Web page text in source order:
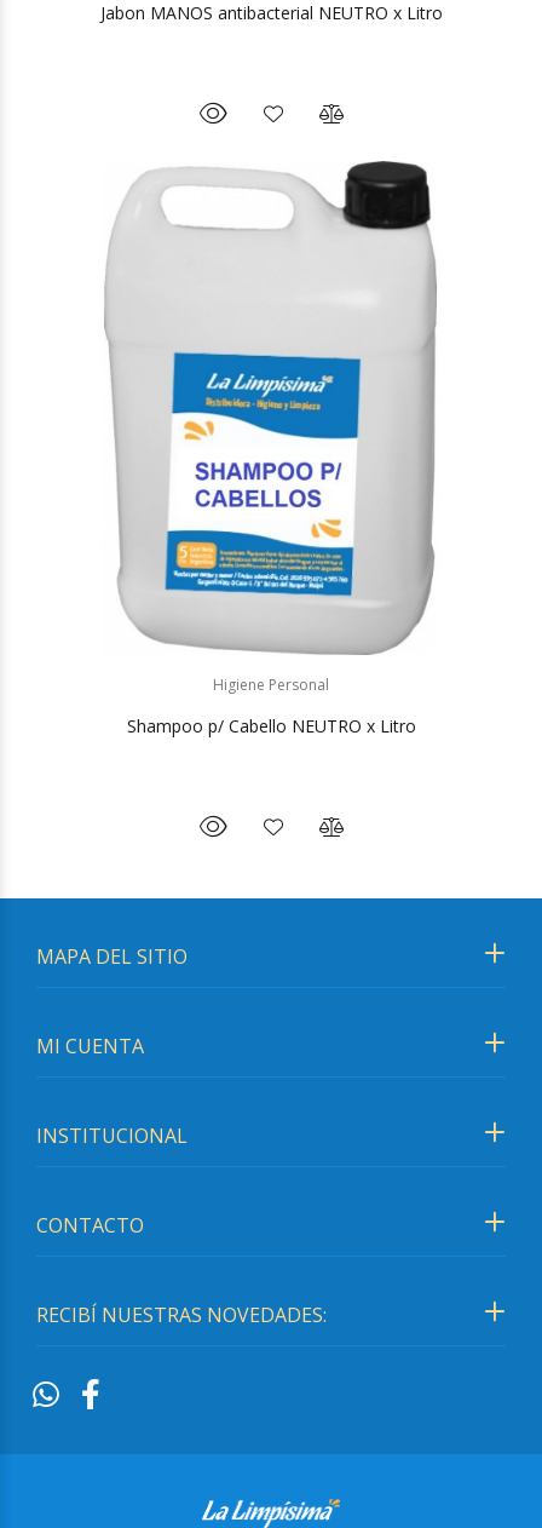
Jabon MANOS antibacterial NEUTRO x Litro
Higiene Personal
Shampoo p/ Cabello NEUTRO x Litro
RECIBÍ NUESTRAS NOVEDADES:
MAPA DEL SITIO
MI CUENTA
INSTITUCIONAL
CONTACTO